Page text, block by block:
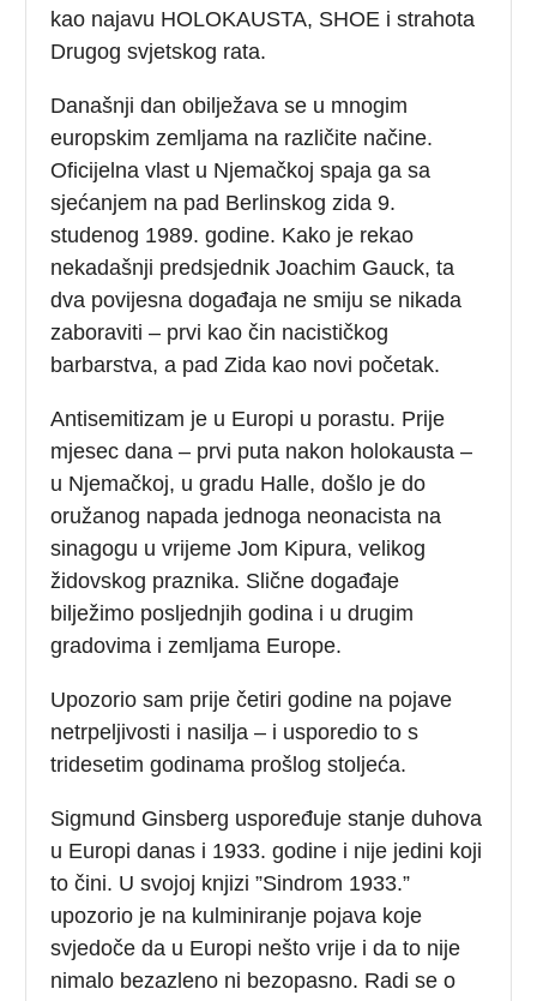
kao najavu HOLOKAUSTA, SHOE i strahota
Drugog svjetskog rata.
Današnji dan obilježava se u mnogim
europskim zemljama na različite načine.
Oficijelna vlast u Njemačkoj spaja ga sa
sjećanjem na pad Berlinskog zida 9.
studenog 1989. godine. Kako je rekao
nekadašnji predsjednik Joachim Gauck, ta
dva povijesna događaja ne smiju se nikada
zaboraviti – prvi kao čin nacističkog
barbarstva, a pad Zida kao novi početak.
Antisemitizam je u Europi u porastu. Prije
mjesec dana – prvi puta nakon holokausta –
u Njemačkoj, u gradu Halle, došlo je do
oružanog napada jednoga neonacista na
sinagogu u vrijeme Jom Kipura, velikog
židovskog praznika. Slične događaje
bilježimo posljednjih godina i u drugim
gradovima i zemljama Europe.
Upozorio sam prije četiri godine na pojave
netrpeljivosti i nasilja – i usporedio to s
tridesetim godinama prošlog stoljeća.
Sigmund Ginsberg uspoređuje stanje duhova
u Europi danas i 1933. godine i nije jedini koji
to čini. U svojoj knjizi ”Sindrom 1933.”
upozorio je na kulminiranje pojava koje
svjedoče da u Europi nešto vrije i da to nije
nimalo bezazleno ni bezopasno. Radi se o